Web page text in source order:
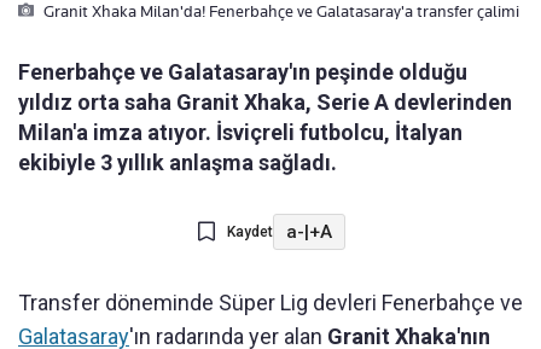
Granit Xhaka Milan'da! Fenerbahçe ve Galatasaray'a transfer çalimi
Fenerbahçe ve Galatasaray'ın peşinde olduğu
yıldız orta saha Granit Xhaka, Serie A devlerinden
Milan'a imza atıyor. İsviçreli futbolcu, İtalyan
ekibiyle 3 yıllık anlaşma sağladı.
Kaydet a-|+A
Transfer döneminde Süper Lig devleri Fenerbahçe ve
Galatasaray'ın radarında yer alan Granit Xhaka'nın